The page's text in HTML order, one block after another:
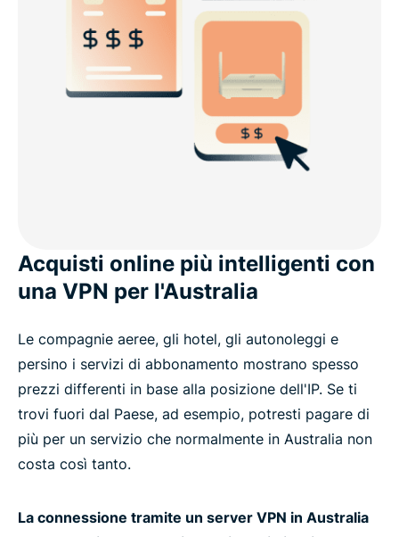
Acquisti online più intelligenti con
una VPN per l'Australia
Le compagnie aeree, gli hotel, gli autonoleggi e
persino i servizi di abbonamento mostrano spesso
prezzi differenti in base alla posizione dell'IP. Se ti
trovi fuori dal Paese, ad esempio, potresti pagare di
più per un servizio che normalmente in Australia non
costa così tanto.
La connessione tramite un server VPN in Australia